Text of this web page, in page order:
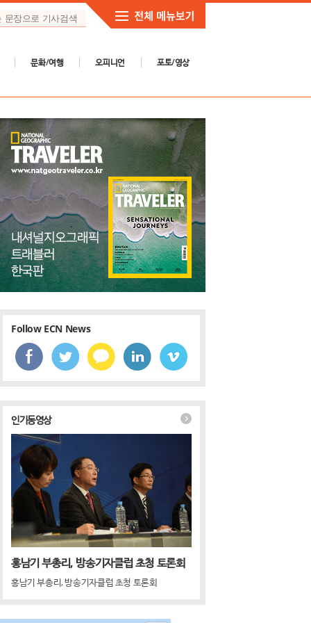
문화/여행 오피니언 포토/영상
Follow ECN News
인기동영상
홍남기 부총리, 방송기자클럽 초청 토론회
홍남기 부총리, 방송기자클럽 초청 토론회